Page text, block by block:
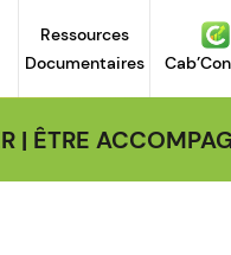
Ressources
Documentaires
| ÊTRE